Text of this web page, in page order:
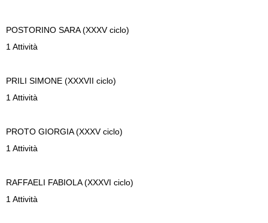
POSTORINO SARA (XXXV ciclo)
1 Attività
PRILI SIMONE (XXXVII ciclo)
1 Attività
PROTO GIORGIA (XXXV ciclo)
1 Attività
RAFFAELI FABIOLA (XXXVI ciclo)
1 Attività